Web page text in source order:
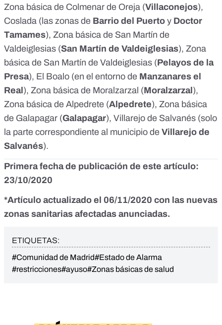
Zona básica de Colmenar de Oreja (Villaconejos),
Coslada (las zonas de Barrio del Puerto y Doctor
Tamames), Zona básica de San Martín de
Valdeiglesias (San Martín de Valdeiglesias), Zona
básica de San Martín de Valdeiglesias (Pelayos de la
Presa), El Boalo (en el entorno de Manzanares el
Real ), Zona básica de Moralzarzal (Moralzarzal ),
Zona básica de Alpedrete (Alpedrete), Zona básica
de Galapagar (Galapagar), Villarejo de Salvanés (solo
la parte correspondiente al municipio de Villarejo de
Salvanés).
Primera fecha de publicación de este artículo:
23/10/2020
*Artículo actualizado el 06/11/2020 con las nuevas
zonas sanitarias afectadas anunciadas.
ETIQUETAS:
#Comunidad de Madrid#Estado de Alarma
#restricciones#ayuso#Zonas básicas de salud